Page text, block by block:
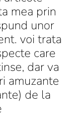
mea prin
unor
voi trata
care
dar va
amuzante
de la